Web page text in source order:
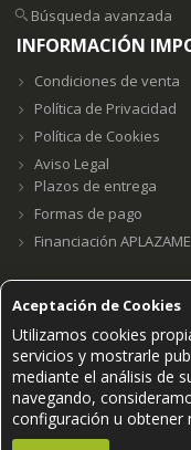
Aceptación de Cookies
Utilizamos cookies
servicios y mostrarle
mediante el análisis de
navegando,
configuración u obtener
Búsqueda avanzada
INFORMACIÓN
Condiciones de venta
Política de Privacidad
Política de Cookies
Aviso Legal
Plazos de entrega
Formas de pago
Financiación APLAZAME
Grupo E23W
PAGOS SEGUROS